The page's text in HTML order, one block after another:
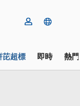
芘超標 即時 熱